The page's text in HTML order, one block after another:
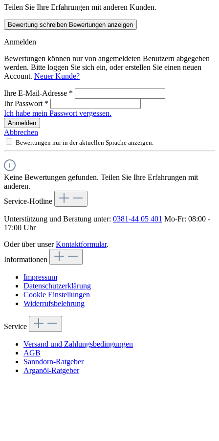
Teilen Sie Ihre Erfahrungen mit anderen Kunden.
Bewertung schreiben Bewertungen anzeigen
Anmelden
Bewertungen können nur von angemeldeten Benutzern abgegeben
werden. Bitte loggen Sie sich ein, oder erstellen Sie einen neuen
Account. Neuer Kunde?
Ihre E-Mail-Adresse *
Ihr Passwort *
Ich habe mein Passwort vergessen.
Anmelden
Abbrechen
Bewertungen nur in der aktuellen Sprache anzeigen.
Keine Bewertungen gefunden. Teilen Sie Ihre Erfahrungen mit
anderen.
Service-Hotline
Unterstützung und Beratung unter: 0381-44 05 401 Mo-Fr: 08:00 -
17:00 Uhr
Oder über unserKontaktformular.
Informationen
Impressum
Datenschutzerklärung
Cookie Einstellungen
Widerrufsbelehrung
Service
Versand und Zahlungsbedingungen
AGB
Sanndorn-Ratgeber
Arganöl-Ratgeber